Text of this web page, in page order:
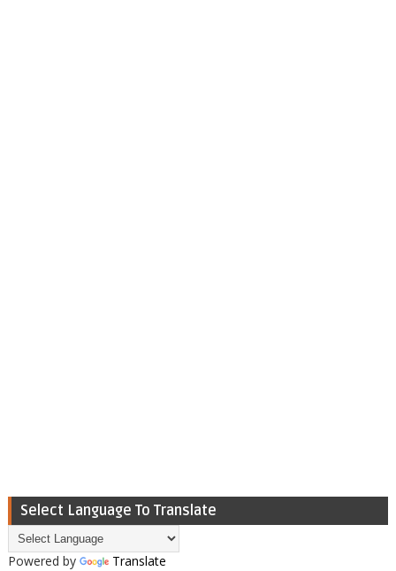
Select Language To Translate
Powered by Translate